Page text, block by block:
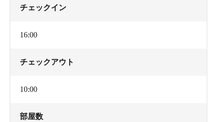
チェックイン
16:00
チェックアウト
10:00
部屋数